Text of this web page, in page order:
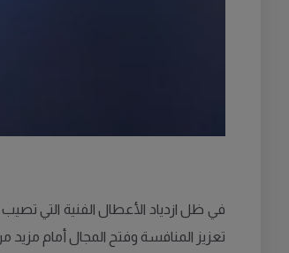
تعزيز المنافسة وفتح المجال أمام مزيد من